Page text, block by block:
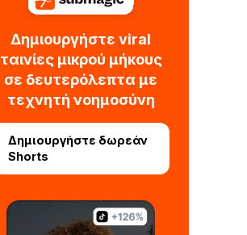
Δημιουργήστε viral
ταινίες μικρού μήκους
σε δευτερόλεπτα με
τεχνητή νοημοσύνη
Δημιουργήστε δωρεάν
Shorts